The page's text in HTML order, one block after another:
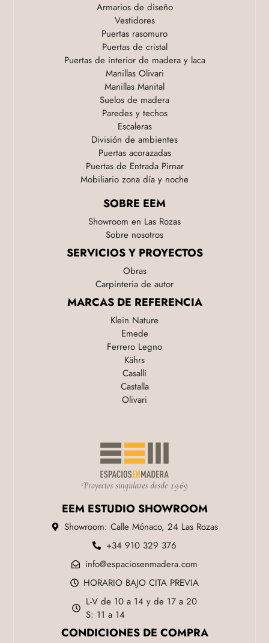
Armarios de diseño
Vestidores
Puertas rasomuro
Puertas de cristal
Puertas de interior de madera y laca
Manillas Olivari
Manillas Manital
Suelos de madera
Paredes y techos
Escaleras
División de ambientes
Puertas acorazadas
Puertas de Entrada Pirnar
Mobiliario zona día y noche
SOBRE EEM
Showroom en Las Rozas
Sobre nosotros
SERVICIOS Y PROYECTOS
Obras
Carpinteria de autor
MARCAS DE REFERENCIA
Klein Nature
Emede
Ferrero Legno
Kährs
Casalli
Castalla
Olivari
EEM ESTUDIO SHOWROOM
Showroom: Calle Mónaco, 24 Las Rozas
+34 910 329 376
info@espaciosenmadera.com
HORARIO BAJO CITA PREVIA
L-V de 10 a 14 y de 17 a 20
S: 11 a 14
CONDICIONES DE COMPRA